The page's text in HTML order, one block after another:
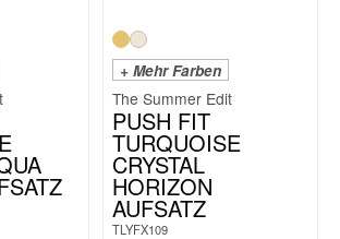
+ Mehr Farben
The Summer Edit
PUSH FIT
TURQUOISE
CRYSTAL
HORIZON
AUFSATZ
TLYFX109